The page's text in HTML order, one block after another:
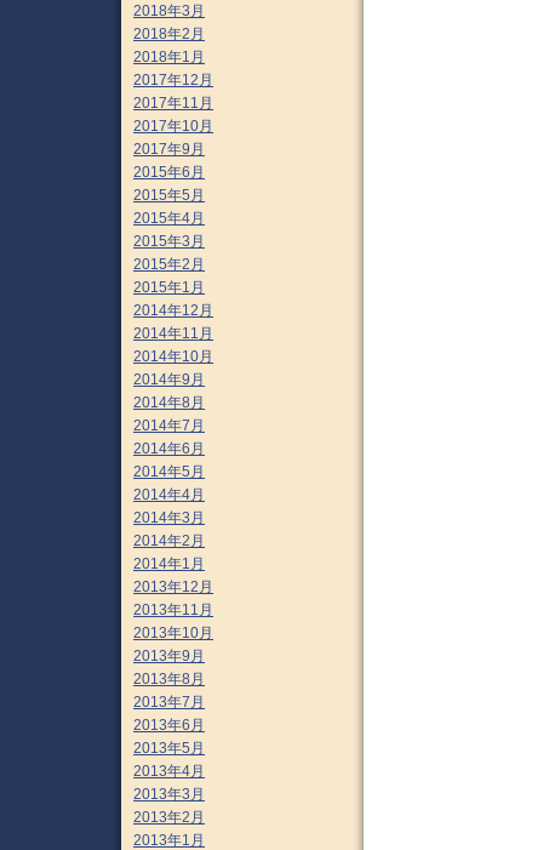
2018年3月
2018年2月
2018年1月
2017年12月
2017年11月
2017年10月
2017年9月
2015年6月
2015年5月
2015年4月
2015年3月
2015年2月
2015年1月
2014年12月
2014年11月
2014年10月
2014年9月
2014年8月
2014年7月
2014年6月
2014年5月
2014年4月
2014年3月
2014年2月
2014年1月
2013年12月
2013年11月
2013年10月
2013年9月
2013年8月
2013年7月
2013年6月
2013年5月
2013年4月
2013年3月
2013年2月
2013年1月